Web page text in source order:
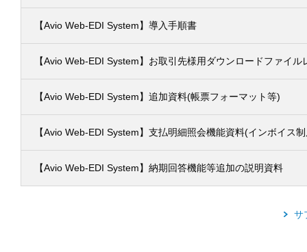
【Avio Web-EDI System】導入手順書
【Avio Web-EDI System】お取引先様用ダウンロードファイル
【Avio Web-EDI System】追加資料(帳票フォーマット等)
【Avio Web-EDI System】支払明細照会機能資料(インボイス
【Avio Web-EDI System】納期回答機能等追加の説明資料
サ